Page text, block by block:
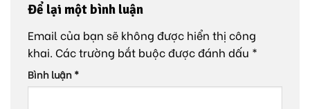
Để lại một bình luận
Email của bạn sẽ không được hiển thị công
khai. Các trường bắt buộc được đánh dấu *
Bình luận*